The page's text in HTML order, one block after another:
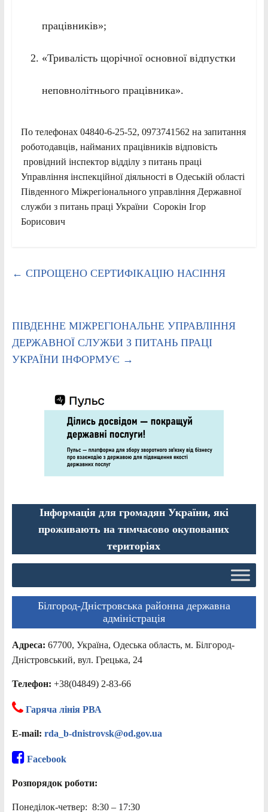
працівників»;
«Тривалість щорічної основної відпустки
неповнолітнього працівника».
По телефонах 04840-6-25-52, 0973741562 на запитання
роботодавців, найманих працівників відповість
провідний інспектор відділу з питань праці
Управління інспекційної діяльності в Одеській області
Південного Міжрегіонального управління Державної
служби з питань праці України Сорокін Ігор
Борисович
← СПРОЩЕНО СЕРТИФІКАЦІЮ НАСІННЯ
ПІВДЕННЕ МІЖРЕГІОНАЛЬНЕ УПРАВЛІННЯ
ДЕРЖАВНОЇ СЛУЖБИ З ПИТАНЬ ПРАЦІ
УКРАЇНИ ІНФОРМУЄ →
Інформація для громадян України, які
проживають на тимчасово окупованих
територіях
Білгород-Дністровська районна державна
адміністрація
Адреса: 67700, Україна, Одеська область, м. Білгород-
Дністровський, вул. Грецька, 24
Телефон: +38(04849) 2-83-66
Гаряча лінія РВА
E-mail: rda_b-dnistrovsk@od.gov.ua
Facebook
Розпорядок роботи:
Понеділок-четвер: 8:30 – 17:30